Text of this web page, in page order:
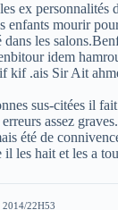
ex personnalités
enfants mourir
les
idem
kif .ais Sir Ait
sus-citées il
assez
été de
il les hait et les a
22H53